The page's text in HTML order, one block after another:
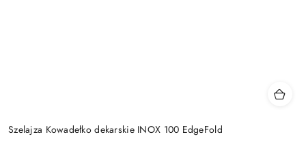
Szelajza Kowadełko dekarskie INOX 100 EdgeFold